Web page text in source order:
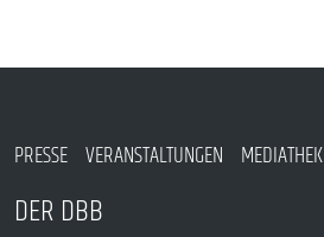
PRESSE VERANSTALTUNGEN MEDIATHEK
DER DBB